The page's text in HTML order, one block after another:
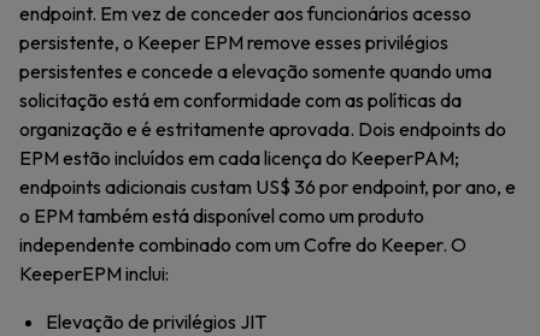
endpoint. Em vez de conceder aos funcionários acesso
persistente, o Keeper EPM remove esses privilégios
persistentes e concede a elevação somente quando uma
solicitação está em conformidade com as políticas da
organização e é estritamente aprovada. Dois endpoints do
EPM estão incluídos em cada licença do KeeperPAM;
endpoints adicionais custam US$ 36 por endpoint, por ano, e
o EPM também está disponível como um produto
independente combinado com um Cofre do Keeper. O
KeeperEPM inclui:
Elevação de privilégios JIT